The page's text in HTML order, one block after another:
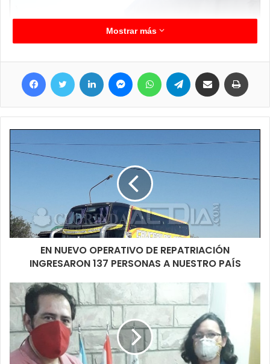
Mostrar más
EN NUEVO OPERATIVO DE REPATRIACIÓN
INGRESARON 137 PERSONAS A NUESTRO PAÍS